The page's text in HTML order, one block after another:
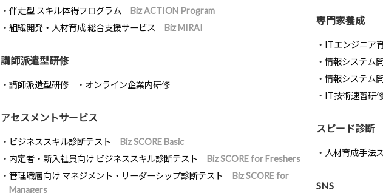
伴走型 スキル体得プログラム
Biz ACTION Program
組織開発・人材育成 総合支援サービス
Biz MIRAI
講師派遣型研修
講師派遣型研修 オンライン企業内研修
アセスメントサービス
ビジネススキル診断テスト
Biz SCORE Basic
内定者・新入社員向け ビジネススキル診断テスト
Biz SCORE for Freshers
管理職層向け マネジメント・リーダーシップ診断テスト
Biz SCORE for
Managers
専門家養成
ITエンジニア
情報システム
情報システム
IT技術速習研
スピード診断
人材育成手法
SNS